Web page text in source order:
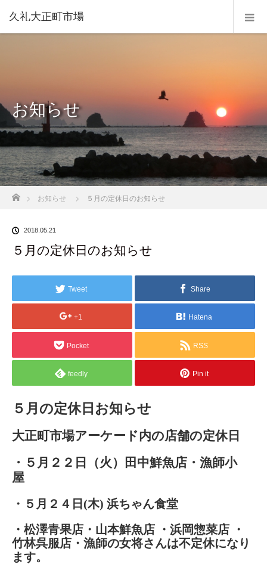
久礼大正町市場
お知らせ
ホーム
お知らせ ５月の定休日のお知らせ
2018.05.21
５月の定休日のお知らせ
Tweet Share
+1 Hatena
Pocket RSS
feedly Pin it
５月の定休日お知らせ
大正町市場アーケード内の店舗の定休日
・５月２２日（火）田中鮮魚店・漁師小
屋
・５月２４日(木) 浜ちゃん食堂
・松澤青果店・山本鮮魚店 ・浜岡惣菜店 ・
竹林呉服店・漁師の女将さんは不定休になり
ます。